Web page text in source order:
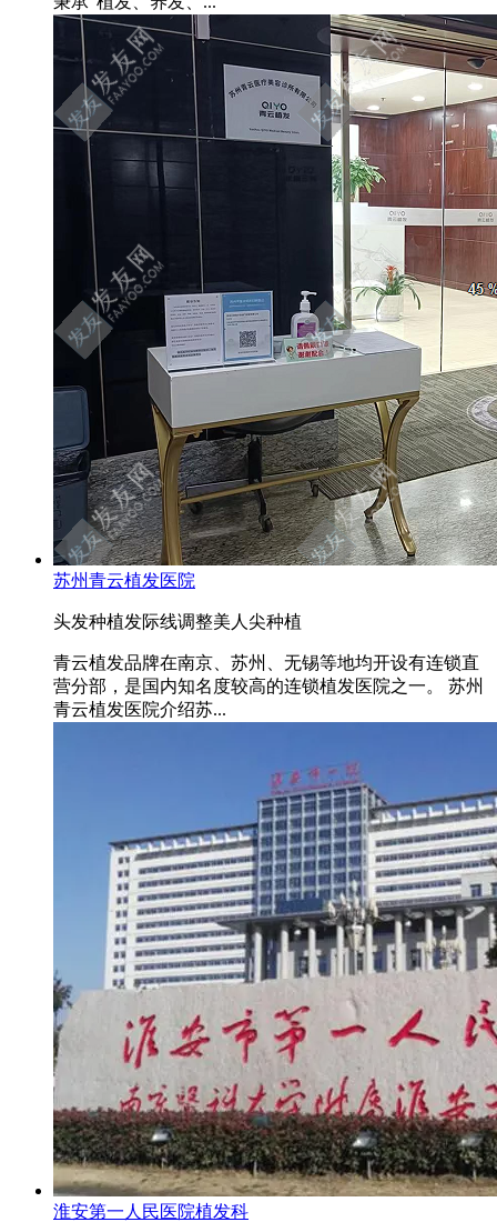
苏州青云植发医院
头发种植发际线调整美人尖种植
青云植发品牌在南京、苏州、无锡等地均开设有连锁直
营分部，是国内知名度较高的连锁植发医院之一。 苏州
青云植发医院介绍苏...
淮安第一人民医院植发科